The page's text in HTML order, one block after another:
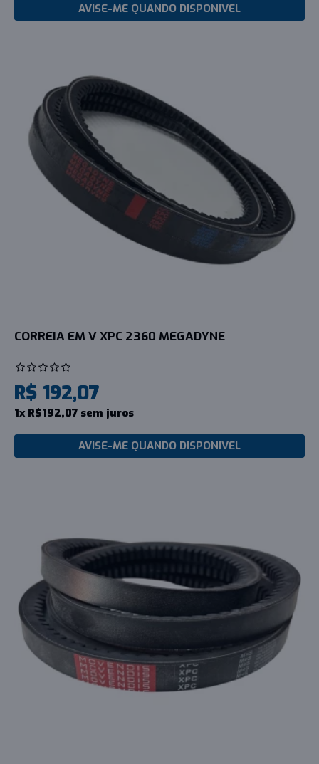
AVISE-ME QUANDO DISPONIVEL
CORREIA EM V XPC 2360 MEGADYNE
R$ 192,07
1x R$192,07 sem juros
AVISE-ME QUANDO DISPONIVEL